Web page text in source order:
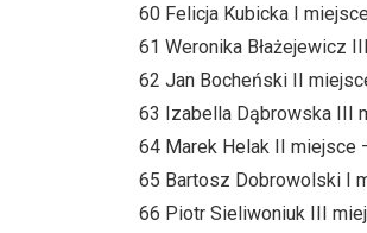
60 Felicja Kubicka I
61 Weronika Błażejewicz
62 Jan Bocheński II
63 Izabella Dąbrowska III
64 Marek Helak II miejsce
65 Bartosz Dobrowolski I
66 Piotr Sieliwoniuk III